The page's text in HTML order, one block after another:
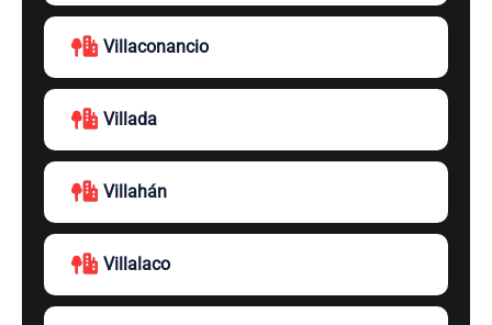
Villaconancio
Villada
Villahán
Villalaco